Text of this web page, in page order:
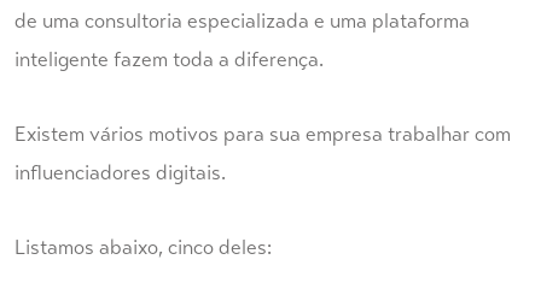
de uma consultoria especializada e uma plataforma
inteligente fazem toda a diferença.
Existem vários motivos para sua empresa trabalhar com
influenciadores digitais.
Listamos abaixo, cinco deles: